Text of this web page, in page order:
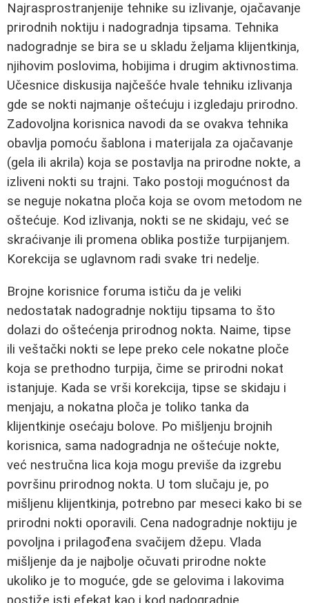
Najrasprostranjenije tehnike su izlivanje, ojačavanje
prirodnih noktiju i nadogradnja tipsama. Tehnika
nadogradnje se bira se u skladu željama klijentkinja,
njihovim poslovima, hobijima i drugim aktivnostima.
Učesnice diskusija najčešće hvale tehniku izlivanja
gde se nokti najmanje oštećuju i izgledaju prirodno.
Zadovoljna korisnica navodi da se ovakva tehnika
obavlja pomoću šablona i materijala za ojačavanje
(gela ili akrila) koja se postavlja na prirodne nokte, a
izliveni nokti su trajni. Tako postoji mogućnost da
se neguje nokatna ploča koja se ovom metodom ne
oštećuje. Kod izlivanja, nokti se ne skidaju, već se
skraćivanje ili promena oblika postiže turpijanjem.
Korekcija se uglavnom radi svake tri nedelje.
Brojne korisnice foruma ističu da je veliki
nedostatak nadogradnje noktiju tipsama to što
dolazi do oštećenja prirodnog nokta. Naime, tipse
ili veštački nokti se lepe preko cele nokatne ploče
koja se prethodno turpija, čime se prirodni nokat
istanjuje. Kada se vrši korekcija, tipse se skidaju i
menjaju, a nokatna ploča je toliko tanka da
klijentkinje osećaju bolove. Po mišljenju brojnih
korisnica, sama nadogradnja ne oštećuje nokte,
već nestručna lica koja mogu previše da izgrebu
površinu prirodnog nokta. U tom slučaju je, po
mišljenu klijentkinja, potrebno par meseci kako bi se
prirodni nokti oporavili. Cena nadogradnje noktiju je
povoljna i prilagođena svačijem džepu. Vlada
mišljenje da je najbolje očuvati prirodne nokte
ukoliko je to moguće, gde se gelovima i lakovima